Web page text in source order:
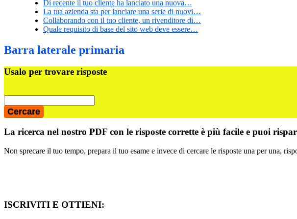
Di recente il tuo cliente ha lanciato una nuova…
La tua azienda sta per lanciare una serie di nuovi…
Collaborando con il tuo cliente, un rivenditore di…
Quale requisito di base del sito web deve essere…
Barra laterale primaria
Usalo per trovare risposte
La ricerca nel nostro PDF con le risposte corrette è più facile e puoi
Non sprecare il tuo tempo, prepara il tuo esame e invece di cercare le risposte una per una,
ISCRIVITI E OTTIENI: